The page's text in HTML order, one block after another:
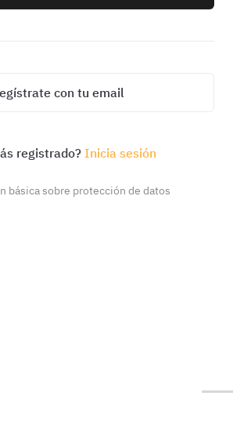
con tu email
registrado? Inicia sesión
básica sobre protección de datos